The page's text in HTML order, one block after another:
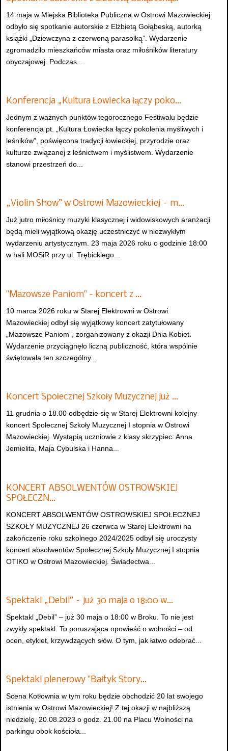
14 maja w Miejska Biblioteka Publiczna w Ostrowi Mazowieckiej
odbyło się spotkanie autorskie z Elżbietą Gołąbeską, autorką
książki „Dziewczyna z czerwoną parasolką”. Wydarzenie
zgromadziło mieszkańców miasta oraz miłośników literatury
obyczajowej. Podczas...
Konferencja „Kultura Łowiecka łączy poko…
Jednym z ważnych punktów tegorocznego Festiwalu będzie
konferencja pt. „Kultura Łowiecka łączy pokolenia myśliwych i
leśników”, poświęcona tradycji łowieckiej, przyrodzie oraz
kulturze związanej z leśnictwem i myślistwem. Wydarzenie
stanowi przestrzeń do...
„Violin Show” w Ostrowi Mazowieckiej – m…
Już jutro miłośnicy muzyki klasycznej i widowiskowych aranżacji
będą mieli wyjątkową okazję uczestniczyć w niezwykłym
wydarzeniu artystycznym. 23 maja 2026 roku o godzinie 18:00
w hali MOSiR przy ul. Trębickiego...
"Mazowsze Paniom" - koncert z …
10 marca 2026 roku w Starej Elektrowni w Ostrowi
Mazowieckiej odbył się wyjątkowy koncert zatytułowany
„Mazowsze Paniom”, zorganizowany z okazji Dnia Kobiet.
Wydarzenie przyciągnęło liczną publiczność, która wspólnie
świętowała ten szczególny...
Koncert Społecznej Szkoły Muzycznej już …
11 grudnia o 18.00 odbędzie się w Starej Elektrowni kolejny
koncert Społecznej Szkoły Muzycznej I stopnia w Ostrowi
Mazowieckiej. Wystąpią uczniowie z klasy skrzypiec: Anna
Jemielita, Maja Cybulska i Hanna...
KONCERT ABSOLWENTÓW OSTROWSKIEJ
SPOŁECZN…
KONCERT ABSOLWENTÓW OSTROWSKIEJ SPOŁECZNEJ
SZKOŁY MUZYCZNEJ 26 czerwca w Starej Elektrowni na
zakończenie roku szkolnego 2024/2025 odbył się uroczysty
koncert absolwentów Społecznej Szkoły Muzycznej I stopnia
OTIKO w Ostrowi Mazowieckiej. Świadectwa...
Spektakl „Debil” – już 30 maja o 18:00 w…
Spektakl „Debil” – już 30 maja o 18:00 w Broku. To nie jest
zwykły spektakl. To poruszająca opowieść o wolności – od
ocen, etykiet, krzywdzących słów. O tym, jak łatwo odebrać...
Spektakl plenerowy "Bałtyk Story…
Scena Kotłownia w tym roku będzie obchodzić 20 lat swojego
istnienia w Ostrowi Mazowieckiej! Z tej okazji w najbliższą
niedzielę, 20.08.2023 o godz. 21.00 na Placu Wolności na
parkingu obok kościoła...